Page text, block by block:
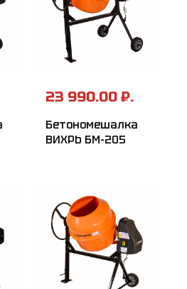
23 990.00 ₽.
Бетономешалка
ВИХРЬ БМ-205